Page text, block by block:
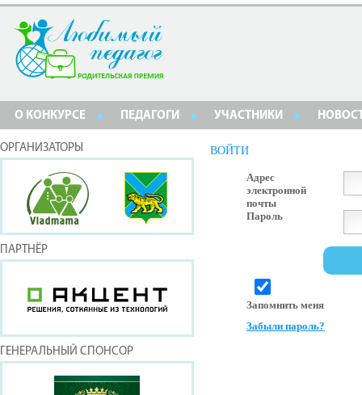
О КОНКУРСЕ ПЕДАГОГИ УЧАСТНИКИ
ОРГАНИЗАТОРЫ
ПАРТНЁР
ГЕНЕРАЛЬНЫЙ СПОНСОР
ВОЙТИ
Адрес
электронной
почты
Пароль
Запомнить меня
Забыли пароль?